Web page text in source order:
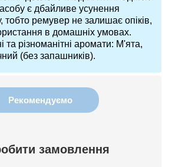
є дбайливе усунення
тобто ремувер не залишає опіків,
в домашніх умовах.
та різноманітні аромати: М'ята,
(без запашників).
Рекомендуємо
замовлення